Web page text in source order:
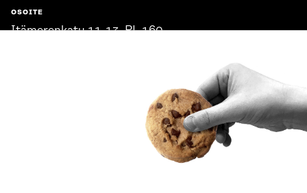
OSOITE
Itämerenkatu 11-13, PL 160,